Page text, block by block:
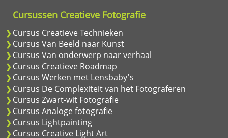
Cursussen Creatieve Fotografie
Cursus Creatieve Technieken
Cursus Van Beeld naar Kunst
Cursus Van onderwerp naar verhaal
Cursus Creatieve Roadmap
Cursus Werken met Lensbaby's
Cursus De Complexiteit van het Fotograferen
Cursus Zwart-wit Fotografie
Cursus Analoge fotografie
Cursus Lightpainting
Cursus Creative Light Art